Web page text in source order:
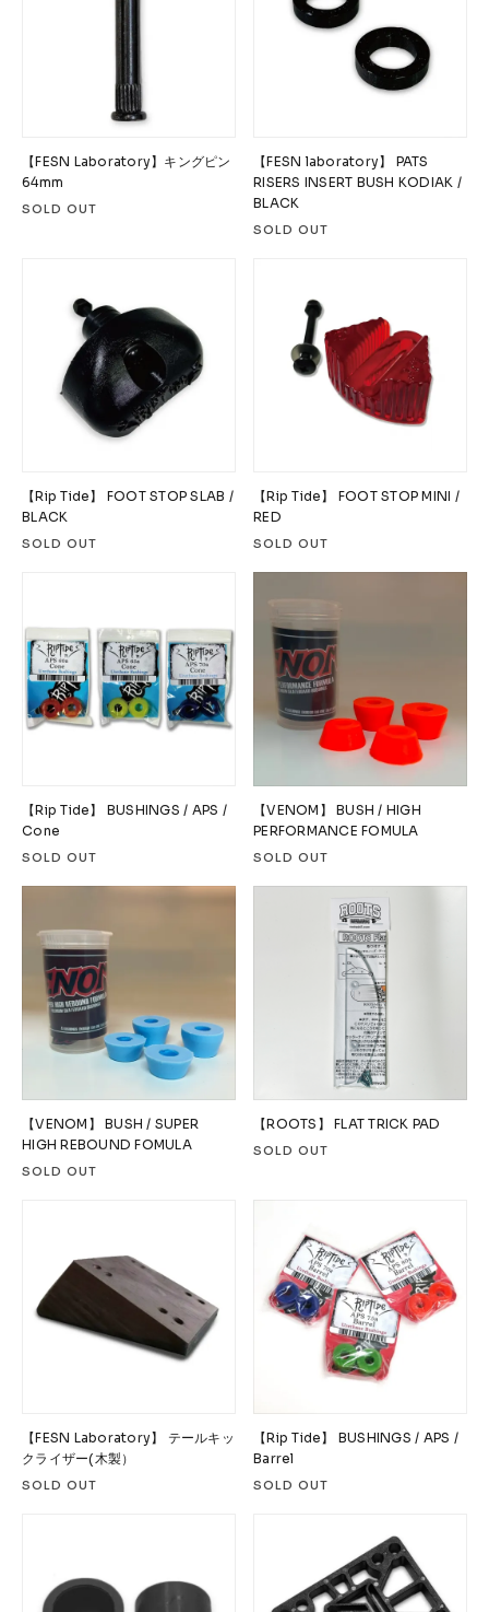
【FESN Laboratory】キングピン
64mm
SOLD OUT
【FESN laboratory】 PATS
RISERS INSERT BUSH KODIAK /
BLACK
SOLD OUT
【Rip Tide】 FOOT STOP SLAB /
BLACK
SOLD OUT
【Rip Tide】 FOOT STOP MINI /
RED
SOLD OUT
【Rip Tide】 BUSHINGS / APS /
Cone
SOLD OUT
【VENOM】 BUSH / HIGH
PERFORMANCE FOMULA
SOLD OUT
【VENOM】 BUSH / SUPER
HIGH REBOUND FOMULA
SOLD OUT
【ROOTS】 FLAT TRICK PAD
SOLD OUT
【FESN Laboratory】 テールキッ
クライザー(木製）
SOLD OUT
【Rip Tide】 BUSHINGS / APS /
Barrel
SOLD OUT